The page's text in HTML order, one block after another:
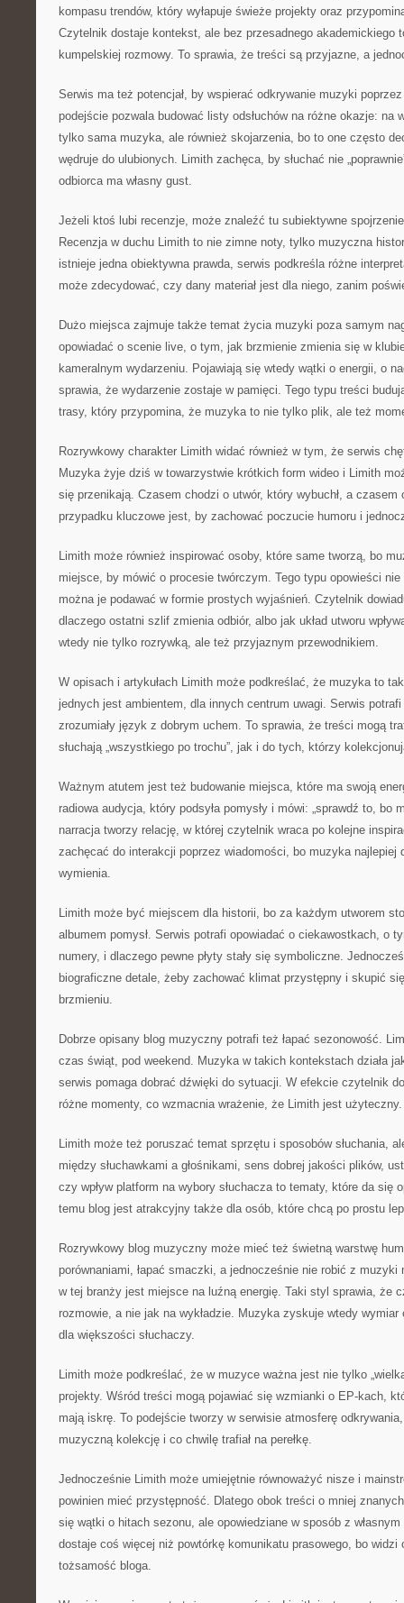
kompasu trendów, który wyłapuje świeże projekty oraz
Czytelnik dostaje kontekst, ale bez przesadnego akademickiego
kumpelskiej rozmowy. To sprawia, że treści są przyjazne, a
Serwis ma też potencjał, by wspierać odkrywanie muzyki
podejście pozwala budować listy odsłuchów na różne okazje: na
tylko sama muzyka, ale również skojarzenia, bo to one często
wędruje do ulubionych. Limith zachęca, by słuchać nie
odbiorca ma własny gust.
Jeżeli ktoś lubi recenzje, może znaleźć tu subiektywne
Recenzja w duchu Limith to nie zimne noty, tylko muzyczna
istnieje jedna obiektywna prawda, serwis podkreśla różne
może zdecydować, czy dany materiał jest dla niego, zanim
Dużo miejsca zajmuje także temat życia muzyki poza samym
opowiadać o scenie live, o tym, jak brzmienie zmienia się w
kameralnym wydarzeniu. Pojawiają się wtedy wątki o energii, o
sprawia, że wydarzenie zostaje w pamięci. Tego typu treści
trasy, który przypomina, że muzyka to nie tylko plik, ale też
Rozrywkowy charakter Limith widać również w tym, że serwis
Muzyka żyje dziś w towarzystwie krótkich form wideo i Limith
się przenikają. Czasem chodzi o utwór, który wybuchł, a
przypadku kluczowe jest, by zachować poczucie humoru i
Limith może również inspirować osoby, które same tworzą, bo
miejsce, by mówić o procesie twórczym. Tego typu opowieści
można je podawać w formie prostych wyjaśnień. Czytelnik
dlaczego ostatni szlif zmienia odbiór, albo jak układ utworu
wtedy nie tylko rozrywką, ale też przyjaznym przewodnikiem.
W opisach i artykułach Limith może podkreślać, że muzyka to
jednych jest ambientem, dla innych centrum uwagi. Serwis
zrozumiały język z dobrym uchem. To sprawia, że treści mogą
słuchają „wszystkiego po trochu”, jak i do tych, którzy
Ważnym atutem jest też budowanie miejsca, które ma swoją
radiowa audycja, który podsyła pomysły i mówi: „sprawdź to, bo
narracja tworzy relację, w której czytelnik wraca po kolejne
zachęcać do interakcji poprzez wiadomości, bo muzyka najlepiej
wymienia.
Limith może być miejscem dla historii, bo za każdym utworem
albumem pomysł. Serwis potrafi opowiadać o ciekawostkach, o
numery, i dlaczego pewne płyty stały się symboliczne.
biograficzne detale, żeby zachować klimat przystępny i skupić
brzmieniu.
Dobrze opisany blog muzyczny potrafi też łapać sezonowość.
czas świąt, pod weekend. Muzyka w takich kontekstach działa
serwis pomaga dobrać dźwięki do sytuacji. W efekcie czytelnik
różne momenty, co wzmacnia wrażenie, że Limith jest użyteczny.
Limith może też poruszać temat sprzętu i sposobów słuchania,
między słuchawkami a głośnikami, sens dobrej jakości plików,
czy wpływ platform na wybory słuchacza to tematy, które da się
temu blog jest atrakcyjny także dla osób, które chcą po prostu
Rozrywkowy blog muzyczny może mieć też świetną warstwę
porównaniami, łapać smaczki, a jednocześnie nie robić z
w tej branży jest miejsce na luźną energię. Taki styl sprawia, że
rozmowie, a nie jak na wykładzie. Muzyka zyskuje wtedy
dla większości słuchaczy.
Limith może podkreślać, że w muzyce ważna jest nie tylko
projekty. Wśród treści mogą pojawiać się wzmianki o EP-kach,
mają iskrę. To podejście tworzy w serwisie atmosferę
muzyczną kolekcję i co chwilę trafiał na perełkę.
Jednocześnie Limith może umiejętnie równoważyć nisze i
powinien mieć przystępność. Dlatego obok treści o mniej
się wątki o hitach sezonu, ale opowiedziane w sposób z
dostaje coś więcej niż powtórkę komunikatu prasowego, bo widzi
tożsamość bloga.